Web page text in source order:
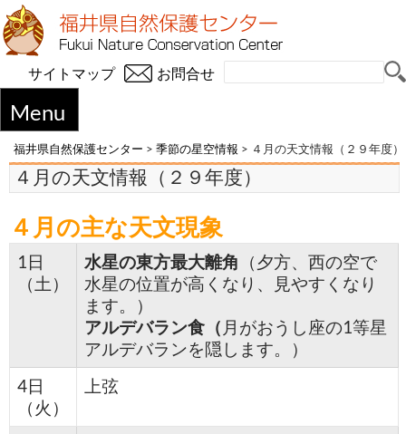
お問合せ
サイトマップ
Menu
福井県自然保護センター > 季節の星空情報 > ４月の天文情報（２９年度）
４月の天文情報（２９年度）
４月の主な天文現象
1日
（土）
水星の東方最大離角 （夕方、西の空で
水星の位置が高くなり、見やすくなり
ます。）
アルデバラン食（ 月がおうし座の1等星
アルデバランを隠します。）
4日
（火）
上弦